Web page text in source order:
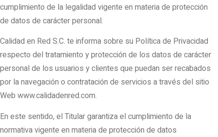
cumplimiento de la legalidad vigente en materia de protección
de datos de carácter personal.
Calidad en Red S.C. te informa sobre su Política de Privacidad
respecto del tratamiento y protección de los datos de carácter
personal de los usuarios y clientes que puedan ser recabados
por la navegación o contratación de servicios a través del sitio
Web www.calidadenred.com.
En este sentido, el Titular garantiza el cumplimiento de la
normativa vigente en materia de protección de datos